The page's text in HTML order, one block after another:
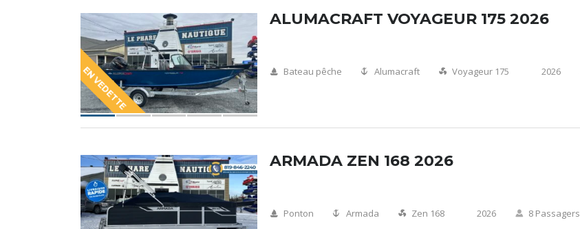
EN VEDETTE
ALUMACRAFT VOYAGEUR 175 2026
Bateau pêche Alumacraft Voyageur 175 2026
ARMADA ZEN 168 2026
Ponton Armada Zen 168 2026 8 Passagers